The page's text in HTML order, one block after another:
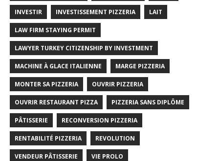
INVESTIR INVESTISSEMENT PIZZERIA LAIT
LAW FIRM STAYING PERMIT
LAWYER TURKEY CITIZENSHIP BY INVESTMENT
MACHINE À GLACE ITALIENNE MARGE PIZZERIA
MONTER SA PIZZERIA OUVRIR PIZZERIA
OUVRIR RESTAURANT PIZZA PIZZERIA SANS DIPLÔME
PÂTISSERIE RECONVERSION PIZZERIA
RENTABILITÉ PIZZERIA REVOLUTION
VENDEUR PÂTISSERIE VIE PROLO